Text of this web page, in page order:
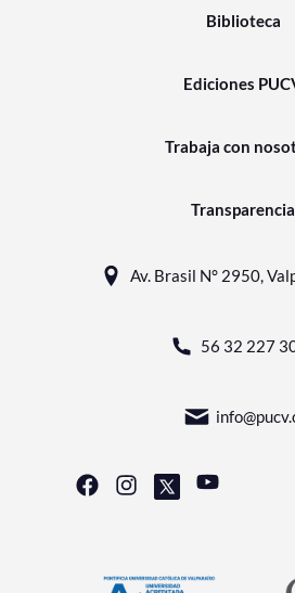
Biblioteca
Ediciones
Trabaja con
Transparencia
Av. Brasil N° 2950,
56 32 227